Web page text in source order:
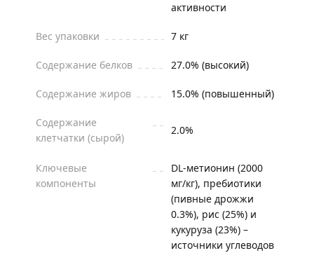
активности
Вес упаковки 7 кг
Содержание белков 27.0% (высокий)
Содержание жиров 15.0% (повышенный)
Содержание
клетчатки (сырой)
2.0%
Ключевые
компоненты
DL-метионин (2000
мг/кг), пребиотики
(пивные дрожжи
0.3%), рис (25%) и
кукуруза (23%) –
источники углеводов